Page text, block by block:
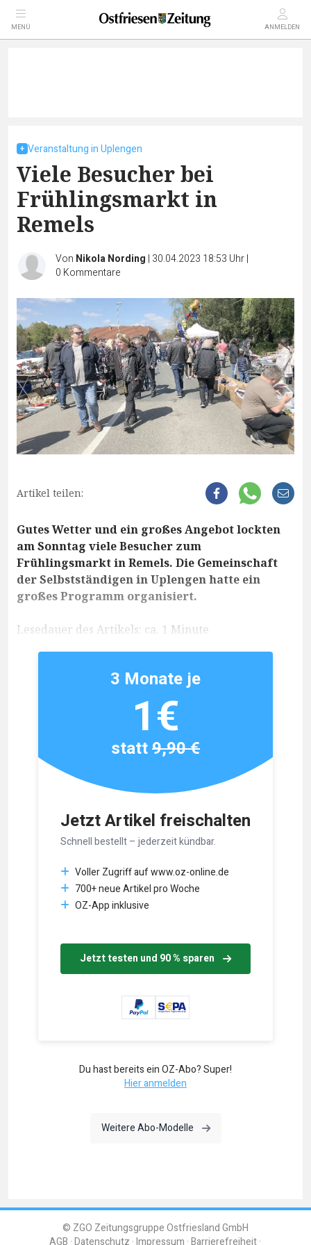
MENÜ ANMELDEN
Veranstaltung in Uplengen
Viele Besucher bei
Frühlingsmarkt in
Remels
Von Nikola Nording | 30.04.2023 18:53 Uhr|
0 Kommentare
Artikel teilen:
Gutes Wetter und ein großes Angebot lockten
am Sonntag viele Besucher zum
Frühlingsmarkt in Remels. Die Gemeinschaft
der Selbstständigen in Uplengen hatte ein
großes Programm organisiert.
Lesedauer des Artikels: ca. 1 Minute
Jetzt Artikel freischalten
Schnell bestellt – jederzeit kündbar.
Voller Zugriff auf www.oz-online.de
700+ neue Artikel pro Woche
OZ-App inklusive
Jetzt testen und 90 % sparen
3 Monate je
1€
statt9,90 €
Du hast bereits ein OZ-Abo? Super!
Hier anmelden
Weitere Abo-Modelle
© ZGO Zeitungsgruppe Ostfriesland GmbH
AGB Datenschutz Impressum Barrierefreiheit